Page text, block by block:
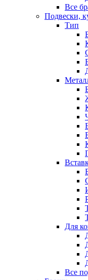
Все
Подвески,
Тип
Для
Все